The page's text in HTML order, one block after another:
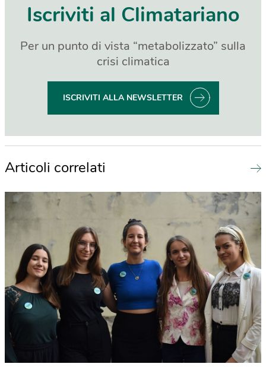
Iscriviti al Climatariano
Per un punto di vista “metabolizzato” sulla
crisi climatica
ISCRIVITI ALLA NEWSLETTER
Articoli correlati